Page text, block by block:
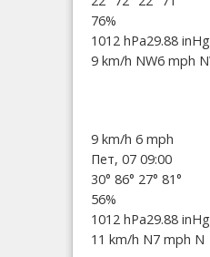
76%
1012 hPa29.88 inHg
9 km/h NW6 mph
9 km/h 6 mph
Пет, 07 09:00
30° 86° 27° 81°
56%
1012 hPa29.88 inHg
11 km/h N7 mph N